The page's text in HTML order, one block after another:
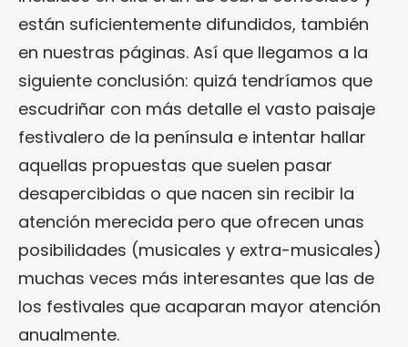
están suficientemente difundidos, también
en nuestras páginas. Así que llegamos a la
siguiente conclusión: quizá tendríamos que
escudriñar con más detalle el vasto paisaje
festivalero de la península e intentar hallar
aquellas propuestas que suelen pasar
desapercibidas o que nacen sin recibir la
atención merecida pero que ofrecen unas
posibilidades (musicales y extra-musicales)
muchas veces más interesantes que las de
los festivales que acaparan mayor atención
anualmente.